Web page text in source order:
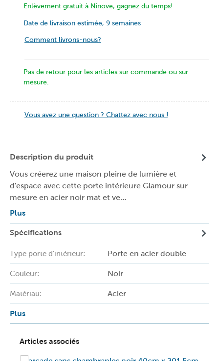
Enlèvement gratuit à Ninove, gagnez du temps!
Date de livraison estimée, 9 semaines
Comment livrons-nous?
Pas de retour pour les articles sur commande ou sur
mesure.
Vous avez une question ? Chattez avec nous !
Description du produit
Vous créerez une maison pleine de lumière et
d'espace avec cette porte intérieure Glamour sur
mesure en acier noir mat et ve…
Plus
Spécifications
Type porte d'intérieur: Porte en acier double
Couleur: Noir
Matériau: Acier
Plus
Articles associés